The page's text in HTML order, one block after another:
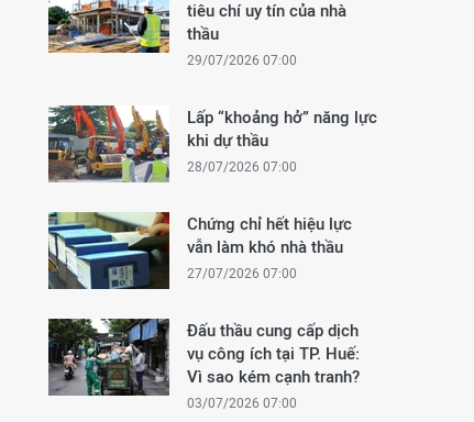
tiêu chí uy tín của nhà
thầu
29/07/2026 07:00
Lấp “khoảng hở” năng lực
khi dự thầu
28/07/2026 07:00
Chứng chỉ hết hiệu lực
vẫn làm khó nhà thầu
27/07/2026 07:00
Đấu thầu cung cấp dịch
vụ công ích tại TP. Huế:
Vì sao kém cạnh tranh?
03/07/2026 07:00